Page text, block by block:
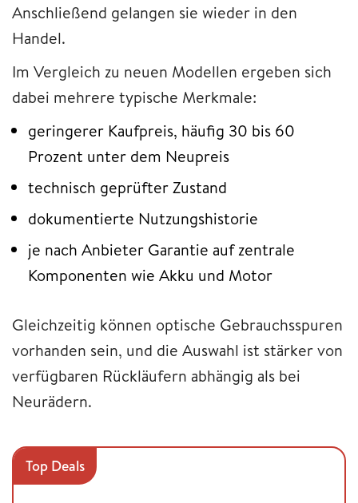
Anschließend gelangen sie wieder in den
Handel.
Im Vergleich zu neuen Modellen ergeben sich
dabei mehrere typische Merkmale:
geringerer Kaufpreis, häufig 30 bis 60
Prozent unter dem Neupreis
technisch geprüfter Zustand
dokumentierte Nutzungshistorie
je nach Anbieter Garantie auf zentrale
Komponenten wie Akku und Motor
Gleichzeitig können optische Gebrauchsspuren
vorhanden sein, und die Auswahl ist stärker von
verfügbaren Rückläufern abhängig als bei
Neurädern.
Top Deals